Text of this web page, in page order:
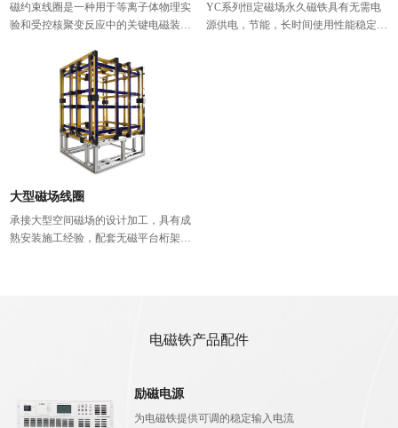
磁约束线圈是一种用于等离子体物理实
验和受控核聚变反应中的关键电磁装
体进行约束和控制。我们的磁约束线圈
采用高导电性材料制成，能够产生强大
且均匀的磁场，确保等离子体的稳定性
和受控性。
YC系列恒定磁场永久磁铁具有无需电
源供电，节能，长时间使用性能稳定，
大型磁场线圈
承接大型空间磁场的设计加工，具有成
熟安装施工经验，配套无磁平台桁架；
电磁铁产品配件
励磁电源
为电磁铁提供可调的稳定输入电流